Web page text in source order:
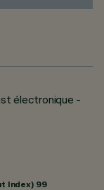
électronique -
Index) 99